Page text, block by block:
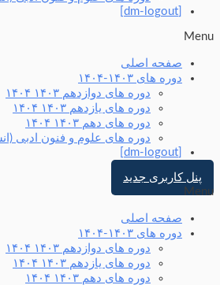
Menu
صفحه اصلی
دوره های ۱۴۰۳-۱۴۰۴
دوره های دوازدهم ۱۴۰۳ ۱۴۰۴
دوره های یازدهم ۱۴۰۳ ۱۴۰۴
دوره های دهم ۱۴۰۳ ۱۴۰۴
دوره های علوم و فنون ادبی (انسانی)
پنل کاربری جدید
Menu
صفحه اصلی
دوره های ۱۴۰۳-۱۴۰۴
دوره های دوازدهم ۱۴۰۳ ۱۴۰۴
دوره های یازدهم ۱۴۰۳ ۱۴۰۴
دوره های دهم ۱۴۰۳ ۱۴۰۴